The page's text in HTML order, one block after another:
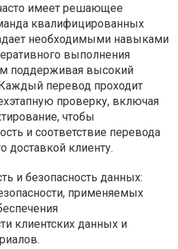
имеет решающее
квалифицированных
необходимыми навыками
выполнения
поддерживая высокий
Каждый перевод проходит
проверку, включая
чтобы
и соответствие перевода
доставкой клиенту.
и безопасность данных:
применяемых
клиентских данных и